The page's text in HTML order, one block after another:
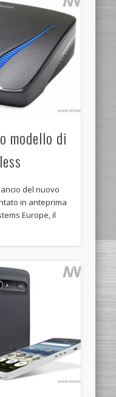
modello di
del nuovo
in anteprima
Europe, il